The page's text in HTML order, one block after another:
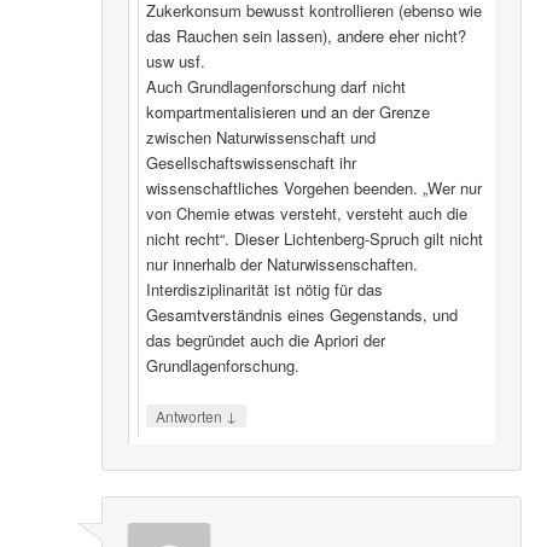
Zukerkonsum bewusst kontrollieren (ebenso wie
das Rauchen sein lassen), andere eher nicht?
usw usf.
Auch Grundlagenforschung darf nicht
kompartmentalisieren und an der Grenze
zwischen Naturwissenschaft und
Gesellschaftswissenschaft ihr
wissenschaftliches Vorgehen beenden. „Wer nur
von Chemie etwas versteht, versteht auch die
nicht recht“. Dieser Lichtenberg-Spruch gilt nicht
nur innerhalb der Naturwissenschaften.
Interdisziplinarität ist nötig für das
Gesamtverständnis eines Gegenstands, und
das begründet auch die Apriori der
Grundlagenforschung.
Antworten ↓